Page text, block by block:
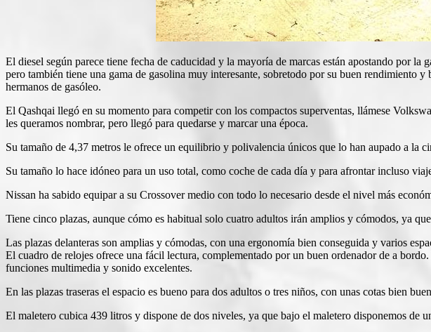
El diesel según parece tiene fecha de caducidad y la mayoría de marcas están apostando por
pero también tiene una gama de gasolina muy interesante, sobretodo por su buen
hermanos de gasóleo.
El Qashqai llegó en su momento para competir con los compactos superventas, llámese
les queramos nombrar, pero llegó para quedarse y marcar una época.
Su tamaño de 4,37 metros le ofrece un equilibrio y polivalencia únicos que lo han aupado a la
Su tamaño lo hace idóneo para un uso total, como coche de cada día y para afrontar incluso
Nissan ha sabido equipar a su Crossover medio con todo lo necesario desde el nivel más
Tiene cinco plazas, aunque cómo es habitual solo cuatro adultos irán amplios y cómodos, ya
Las plazas delanteras son amplias y cómodas, con una ergonomía bien conseguida y varios
El cuadro de relojes ofrece una fácil lectura, complementado por un buen ordenador de a
funciones multimedia y sonido excelentes.
En las plazas traseras el espacio es bueno para dos adultos o tres niños, con unas cotas bien
El maletero cubica 439 litros y dispone de dos niveles, ya que bajo el maletero disponemos de